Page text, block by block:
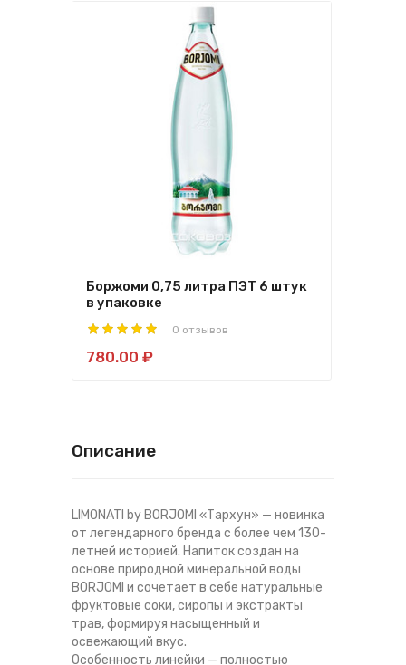
Боржоми 0,75 литра ПЭТ 6 штук
в упаковке
0 отзывов
780.00 ₽
Описание
LIMONATI by BORJOMI «Тархун» — новинка
от легендарного бренда с более чем 130-
летней историей. Напиток создан на
основе природной минеральной воды
BORJOMI и сочетает в себе натуральные
фруктовые соки, сиропы и экстракты
трав, формируя насыщенный и
освежающий вкус.
Особенность линейки — полностью